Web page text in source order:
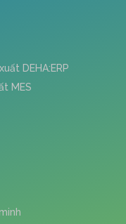
DEHA:ERP
MES